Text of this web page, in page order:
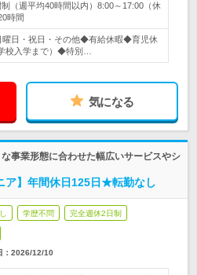
（週平均40時間以内）8:00～17:00（休
時間
曜日・祝日・その他◆有給休暇◆育児休
校入学まで）◆特別…
気になる
事業形態に合わせた幅広いサービスやシ
ア】年間休日125日★転勤なし
学歴不問 完全週休2日制
2026/12/10